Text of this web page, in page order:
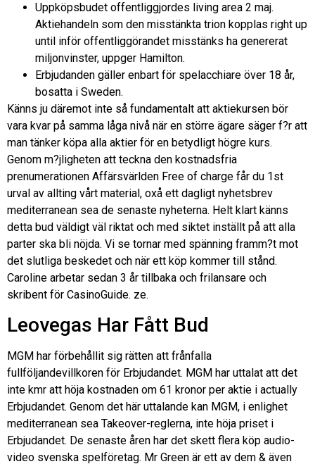
Uppköpsbudet offentliggjordes living area 2 maj.
Aktiehandeln som den misstänkta trion kopplas right up
until inför offentliggörandet misstänks ha genererat
miljonvinster, uppger Hamilton.
Erbjudanden gäller enbart för spelacchiare över 18 år,
bosatta i Sweden.
Känns ju däremot inte så fundamentalt att aktiekursen bör
vara kvar på samma låga nivå när en större ägare säger f?r att
man tänker köpa alla aktier för en betydligt högre kurs.
Genom m?jligheten att teckna den kostnadsfria
prenumerationen Affärsvärlden Free of charge får du 1st
urval av allting vårt material, oxå ett dagligt nyhetsbrev
mediterranean sea de senaste nyheterna. Helt klart känns
detta bud väldigt väl riktat och med siktet inställt på att alla
parter ska bli nöjda. Vi se tornar med spänning framm?t mot
det slutliga beskedet och när ett köp kommer till stånd.
Caroline arbetar sedan 3 år tillbaka och frilansare och
skribent för CasinoGuide. ze.
Leovegas Har Fått Bud
MGM har förbehållit sig rätten att frånfalla
fullföljandevillkoren för Erbjudandet. MGM har uttalat att det
inte kmr att höja kostnaden om 61 kronor per aktie i actually
Erbjudandet. Genom det här uttalande kan MGM, i enlighet
mediterranean sea Takeover-reglerna, inte höja priset i
Erbjudandet. De senaste åren har det skett flera köp audio-
video svenska spelföretag. Mr Green är ett av dem & även